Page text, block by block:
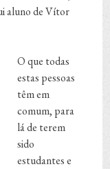
aluno de Vítor
O que todas
estas pessoas
têm em
comum, para
lá de terem
sido
estudantes e